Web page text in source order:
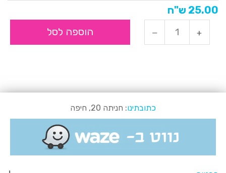
25.00 ש"ח
הוספה לסל
כתובתינו: חניתה 20, חיפה